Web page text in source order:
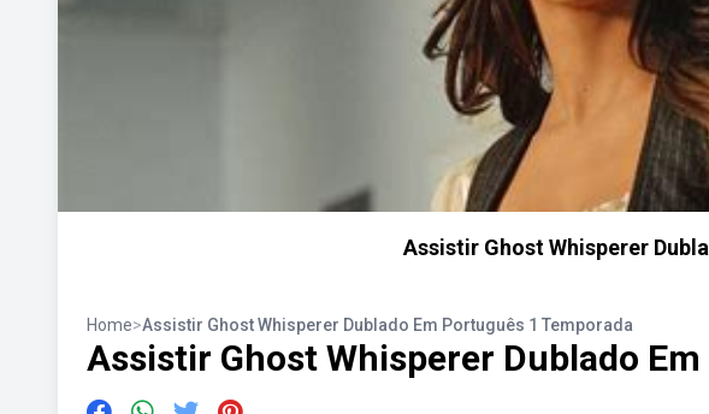
Assistir Ghost Whisperer
Home>Assistir Ghost Whisperer Dublado Em Português 1 Temporada
Assistir Ghost Whisperer Dublado